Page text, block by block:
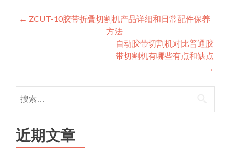
Post
← ZCUT-10胶带折叠切割机产品详细和日常配件保养
方法
自动胶带切割机对比普通胶
带切割机有哪些有点和缺点
→
索：
近期文章